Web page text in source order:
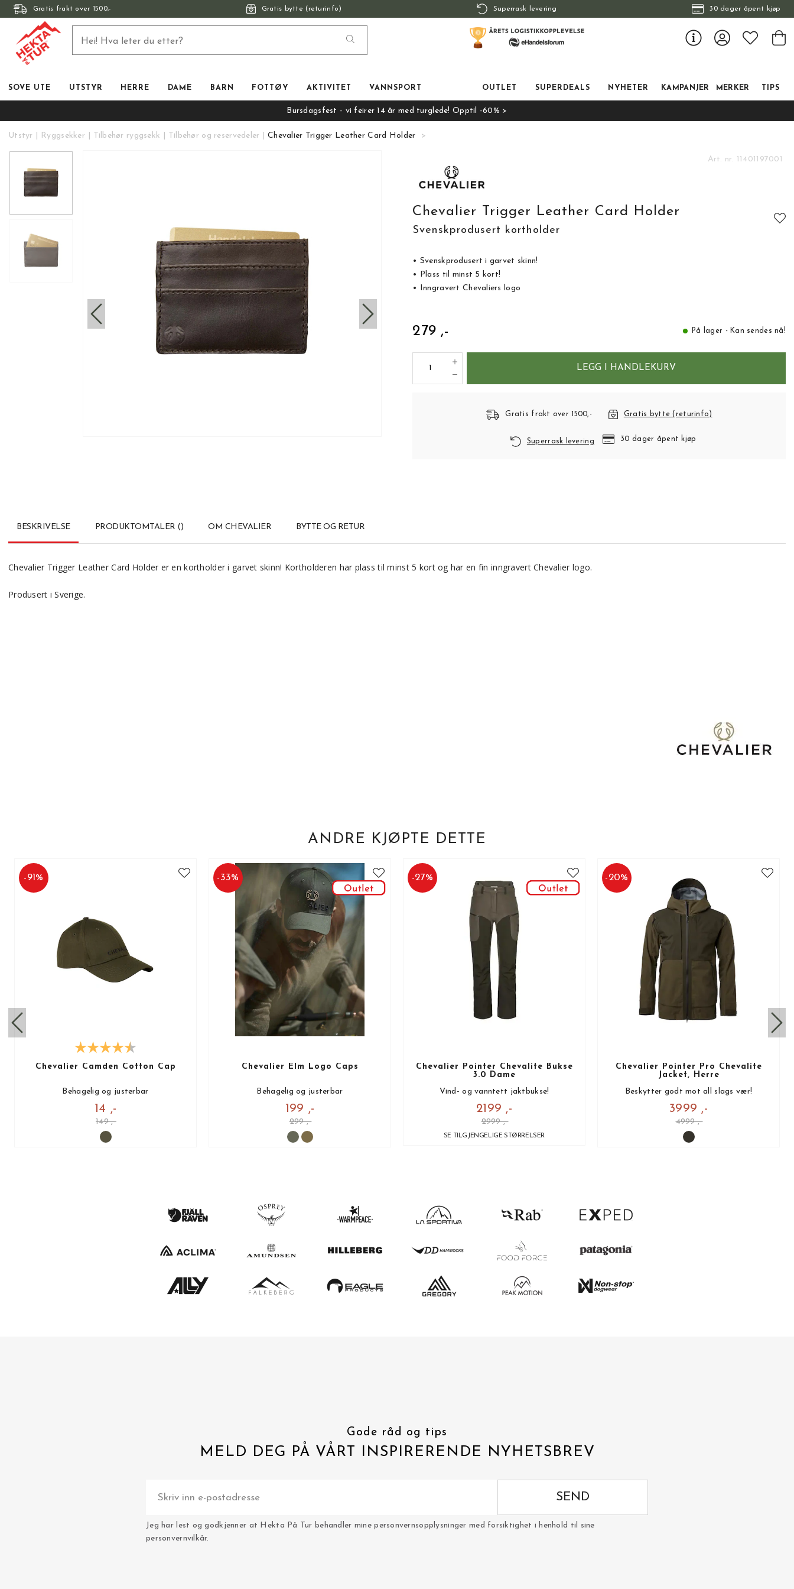
Gratis frakt over 1500,- Gratis bytte (returinfo) Superrask levering 30 dager åpent kjøp
SOVE UTE UTSTYR HERRE DAME BARN FOTTØY AKTIVITET VANNSPORT OUTLET SUPERDEALS NYHETER KAMPANJER MERKER TIPS
Bursdagsfest - vi feirer 14 år med turglede! Opptil -60% >
Utstyr Ryggsekker Tilbehør ryggsekk Tilbehør og reservedeler Chevalier Trigger Leather Card Holder
Art. nr. 11401197001
Chevalier Trigger Leather Card Holder
Svenskprodusert kortholder
• Svenskprodusert i garvet skinn!
• Plass til minst 5 kort!
• Inngravert Chevaliers logo
279 ,- På lager - Kan sendes nå!
LEGG I HANDLEKURV
Gratis frakt over 1500,- Gratis bytte (returinfo)
Superrask levering 30 dager åpent kjøp
BESKRIVELSE PRODUKTOMTALER () OM CHEVALIER BYTTE OG RETUR
Chevalier Trigger Leather Card Holder er en kortholder i garvet skinn! Kortholderen har plass til minst 5 kort og har en fin inngravert Chevalier logo.
Produsert i Sverige.
ANDRE KJØPTE DETTE
-91 %
Chevalier Camden Cotton Cap
Behagelig og justerbar
14 ,-
149 ,-
-33%
Chevalier Elm Logo Caps
Behagelig og justerbar
199 ,-
299 ,-
-27%
Chevalier Pointer Chevalite Bukse
3.0 Dame
Vind- og vanntett jaktbukse!
2199 ,-
2999 ,-
SE TILGJENGELIGE STØRRELSER
-20%
Chevalier Pointer Pro Chevalite
Jacket, Herre
Beskytter godt mot all slags vær!
3999 ,-
4999 ,-
Gode råd og tips
MELD DEG PÅ VÅRT INSPIRERENDE NYHETSBREV
SEND
Jeg har lest og godkjenner at Hekta På Tur behandler mine personvernsopplysninger med forsiktighet i henhold til sine
personvernvilkår.